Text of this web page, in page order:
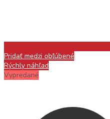
Pridať medzi obľúbené
Rýchly náhľad
Vypredané